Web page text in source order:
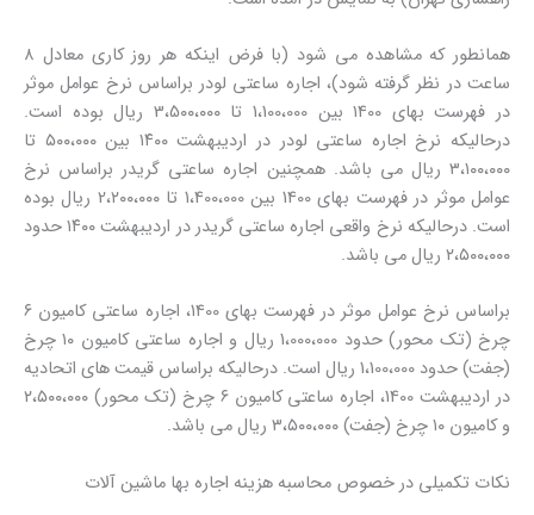
همانطور که مشاهده می شود (با فرض اینکه هر روز کاری معادل ۸
ساعت در نظر گرفته شود)، اجاره ساعتی لودر براساس نرخ عوامل موثر
در فهرست بهای ۱400 بین 1،100،000 تا 3،5۰۰،۰۰۰ ریال بوده است.
درحالیکه نرخ اجاره ساعتی لودر در اردیبهشت ۱۴۰۰ بین ۵۰۰،۰۰۰ تا
۳،۱۰۰،۰۰۰ ریال می باشد. همچنین اجاره ساعتی گریدر براساس نرخ
عوامل موثر در فهرست بهای 1400 بین 1،400،000 تا 2،۲۰۰،۰۰۰ ریال بوده
است. درحالیکه نرخ واقعی اجاره ساعتی گریدر در اردیبهشت ۱۴۰۰ حدود
۲،۵۰۰،۰۰۰ ریال می باشد.
براساس نرخ عوامل موثر در فهرست بهای 1400، اجاره ساعتی کامیون ۶
چرخ (تک محور) حدود 1،000،000 ریال و اجاره ساعتی کامیون ۱۰ چرخ
(جفت) حدود 1،100،000 ریال است. درحالیکه براساس قیمت های اتحادیه
در اردیبهشت 1400، اجاره ساعتی کامیون ۶ چرخ (تک محور) ۲،۵۰۰،۰۰۰
و کامیون ۱۰ چرخ (جفت) ۳،۵۰۰،۰۰۰ ریال می باشد.
نکات تکمیلی در خصوص محاسبه هزینه اجاره بها ماشین آلات